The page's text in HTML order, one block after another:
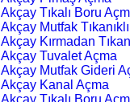
Akçay Tıkalı Boru
Akçay Mutfak
Akçay Kırmadan
Akçay Tuvalet Açma
Akçay Mutfak Gideri
Akçay Kanal Açma
Akçay Tıkalı Boru